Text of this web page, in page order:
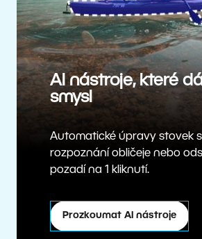
AI nástroje, které
smysl
Automatické úpravy stovek
rozpoznání obličeje nebo
pozadí na 1 kliknutí.
Prozkoumat AI nástroje